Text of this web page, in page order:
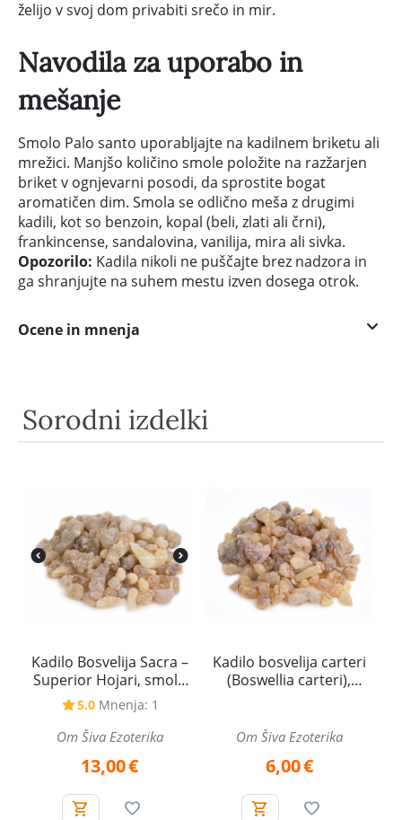
želijo v svoj dom privabiti srečo in mir.
Navodila za uporabo in
mešanje
Smolo Palo santo uporabljajte na kadilnem briketu ali
mrežici. Manjšo količino smole položite na razžarjen
briket v ognjevarni posodi, da sprostite bogat
aromatičen dim. Smola se odlično meša z drugimi
kadili, kot so benzoin, kopal (beli, zlati ali črni),
frankincense, sandalovina, vanilija, mira ali sivka.
Opozorilo: Kadila nikoli ne puščajte brez nadzora in
ga shranjujte na suhem mestu izven dosega otrok.
Ocene in mnenja
Sorodni izdelki
Kadilo Bosvelija Sacra –
Superior Hojari, smola
iz Omana – 25 g
5.0 Mnenja: 1
Om Šiva Ezoterika
13,00€
Kadilo bosvelija carteri
(Boswellia carteri),
Om Šiva Ezoterika
6,00€